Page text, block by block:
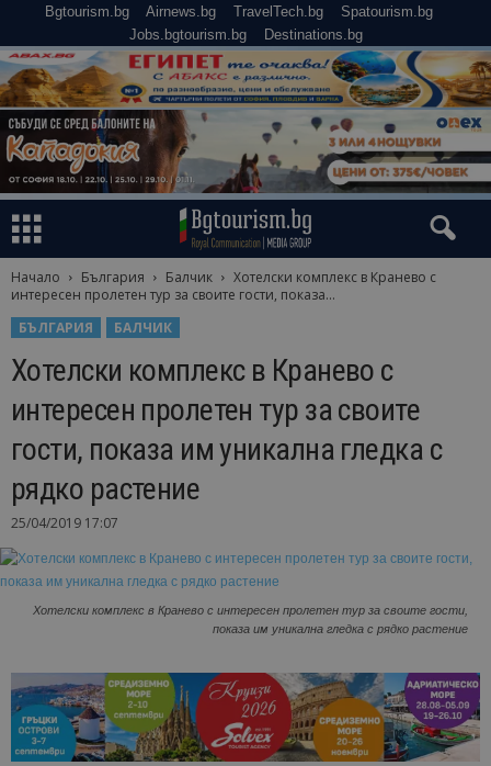
Bgtourism.bg Airnews.bg TravelTech.bg
Spatourism.bg
Jobs.bgtourism.bg
Destinations.bg
Начало България Балчик
Хотелски комплекс в Кранево с
интересен пролетен тур за своите гости, показа...
БЪЛГАРИЯ
БАЛЧИК
Хотелски комплекс в Кранево с
интересен пролетен тур за своите
гости, показа им уникална гледка с
рядко растение
25/04/2019 17:07
Хотелски комплекс в Кранево с интересен пролетен тур за своите гости,
показа им уникална гледка с рядко растение